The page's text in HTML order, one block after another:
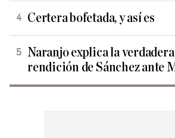
Certera bofetada, y así es
Naranjo explica la
rendición de Sánchez ante